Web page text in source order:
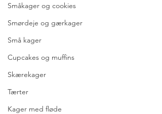
Småkager og cookies
Smørdeje og gærkager
Små kager
Cupcakes og muffins
Skærekager
Tærter
Kager med fløde